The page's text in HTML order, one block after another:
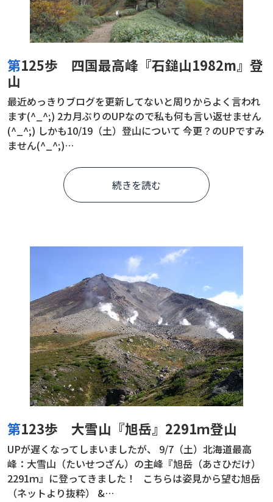
第125歩 四国最高峰『石鎚山1982m』登
山
最近めっきりブログを更新してないと周りからよく言われ
ます(^_^;) 2カ月ぶりのUPなので私も何も言い返せません
(^_^;) しかも10/19（土）登山について 今更？のUPですみ
ません(^_^;)…
続きを読む
第123歩 大雪山『旭岳』2291ｍ登山
UPが遅くなってしまいましたが、 9/7（土）北海道最高
峰：大雪山（たいせつざん）の主峰『旭岳（あさひだけ）
2291ｍ』に登ってきました！ こちらは姿見から望む旭岳
（ネットより抜粋） &…